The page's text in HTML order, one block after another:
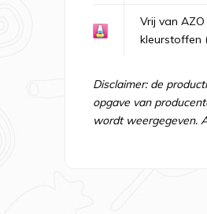
Vrij van AZO
kleurstoffen
Disclaimer: de
opgave van
wordt weergegeven.